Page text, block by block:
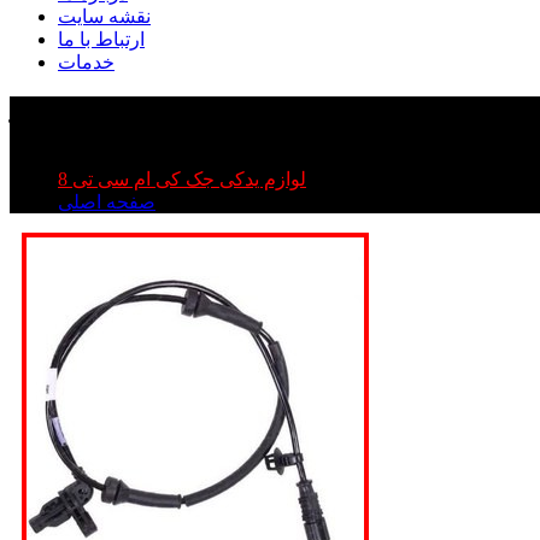
نقشه سایت
ارتباط با ما
خدمات
لوازم یدکی جک کی ام سی تی 8
صفحه اصلی